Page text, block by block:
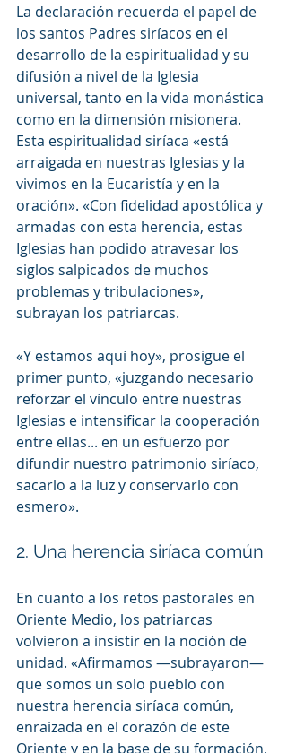
La declaración recuerda el papel de
los santos Padres siríacos en el
desarrollo de la espiritualidad y su
difusión a nivel de la Iglesia
universal, tanto en la vida monástica
como en la dimensión misionera.
Esta espiritualidad siríaca «está
arraigada en nuestras Iglesias y la
vivimos en la Eucaristía y en la
oración». «Con fidelidad apostólica y
armadas con esta herencia, estas
Iglesias han podido atravesar los
siglos salpicados de muchos
problemas y tribulaciones»,
subrayan los patriarcas.
«Y estamos aquí hoy», prosigue el
primer punto, «juzgando necesario
reforzar el vínculo entre nuestras
Iglesias e intensificar la cooperación
entre ellas... en un esfuerzo por
difundir nuestro patrimonio siríaco,
sacarlo a la luz y conservarlo con
esmero».
2. Una herencia siríaca común
En cuanto a los retos pastorales en
Oriente Medio, los patriarcas
volvieron a insistir en la noción de
unidad. «Afirmamos —subrayaron—
que somos un solo pueblo con
nuestra herencia siríaca común,
enraizada en el corazón de este
Oriente y en la base de su formación,